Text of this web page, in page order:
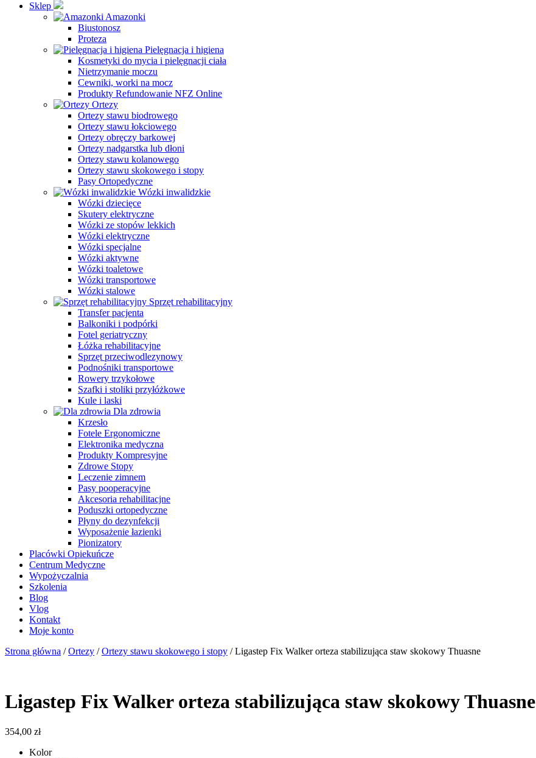
Sklep
Amazonki
Biustonosz
Proteza
Pielęgnacja i higiena
Kosmetyki do mycia i pielęgnacji ciała
Nietrzymanie moczu
Cewniki, worki na mocz
Produkty Refundowanie NFZ Online
Ortezy
Ortezy stawu biodrowego
Ortezy stawu łokciowego
Ortezy obręczy barkowej
Ortezy nadgarstka lub dłoni
Ortezy stawu kolanowego
Ortezy stawu skokowego i stopy
Pasy Ortopedyczne
Wózki inwalidzkie
Wózki dziecięce
Skutery elektryczne
Wózki ze stopów lekkich
Wózki elektryczne
Wózki specjalne
Wózki aktywne
Wózki toaletowe
Wózki transportowe
Wózki stalowe
Sprzęt rehabilitacyjny
Transfer pacjenta
Balkoniki i podpórki
Fotel geriatryczny
Łóżka rehabilitacyjne
Sprzęt przeciwodlezynowy
Podnośniki transportowe
Rowery trzykołowe
Szafki i stoliki przyłóżkowe
Kule i laski
Dla zdrowia
Krzesło
Fotele Ergonomiczne
Elektronika medyczna
Produkty Kompresyjne
Zdrowe Stopy
Leczenie zimnem
Pasy pooperacyjne
Akcesoria rehabilitacjne
Poduszki ortopedyczne
Płyny do dezynfekcji
Wyposażenie łazienki
Pionizatory
Placówki Opiekuńcze
Centrum Medyczne
Wypożyczalnia
Szkolenia
Blog
Vlog
Kontakt
Moje konto
Strona główna /Ortezy /Ortezy stawu skokowego i stopy / Ligastep Fix Walker orteza stabilizująca staw skokowy Thuasne
Ligastep Fix Walker orteza stabilizująca staw skokowy Thuasne
354,00 zł
Kolor